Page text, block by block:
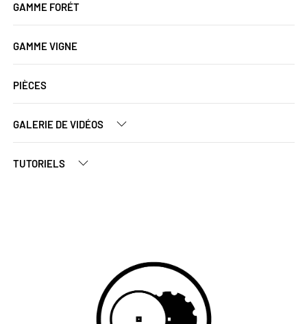
GAMME FORÉT
GAMME VIGNE
PIÈCES
GALERIE DE VIDÉOS
TUTORIELS